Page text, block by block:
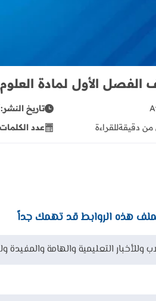
الفصل الأول لمادة
تاريخ النشر:
من دقيقةللقراءة عدد
هذه الروابط قد تهمك جداً
وللأخبار التعليمية والهامة